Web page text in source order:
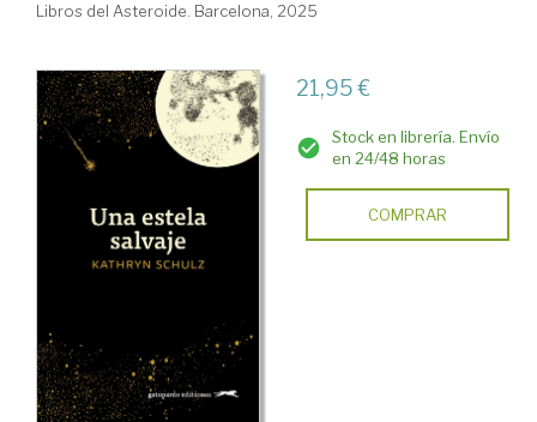
Libros del Asteroide. Barcelona, 2025
21,95 €
Stock en librería. Envío
en 24/48 horas
COMPRAR